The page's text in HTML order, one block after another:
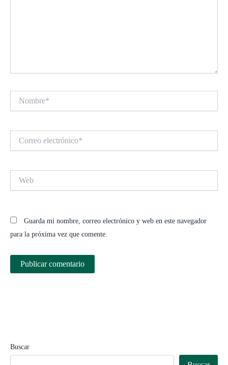
electrónico*
Guarda mi nombre, correo electrónico y web en este navegador
para la próxima vez que comente.
Buscar